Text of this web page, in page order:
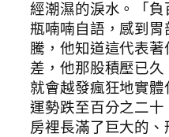
經潮濕的淚水。「
瓶喃喃自語，感到胃
騰，他知道這代表
差，他那股積壓已
就會越發瘋狂地實
運勢跌至百分之二
房裡長滿了巨大的